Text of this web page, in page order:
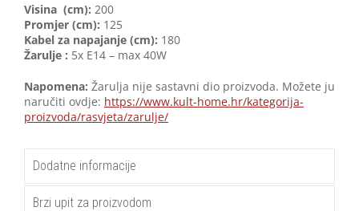
Visina (cm): 200
Promjer (cm): 125
Kabel za napajanje (cm): 180
Žarulje : 5x E14 – max 40W
Napomena: Žarulja nije sastavni dio proizvoda. Možete ju
naručiti ovdje: https://www.kult-home.hr/kategorija-
proizvoda/rasvjeta/zarulje/
Dodatne informacije
Brzi upit za proizvodom